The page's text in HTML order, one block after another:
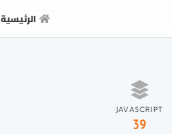
الرئيسية
JAVASCRIPT
39